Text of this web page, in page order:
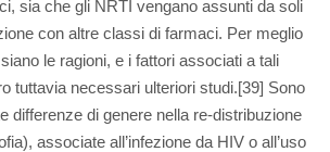
sia che gli NRTI vengano assunti da soli
con altre classi di farmaci. Per meglio
le ragioni, e i fattori associati a tali
tuttavia necessari ulteriori studi.[39] Sono
differenze di genere nella re-distribuzione
associate all’infezione da HIV o all’uso